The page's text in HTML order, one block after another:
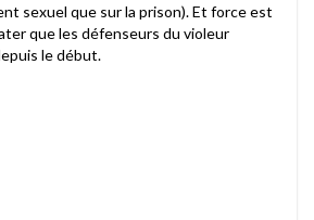
sexuel que sur la prison). Et force est
que les défenseurs du violeur
le début.